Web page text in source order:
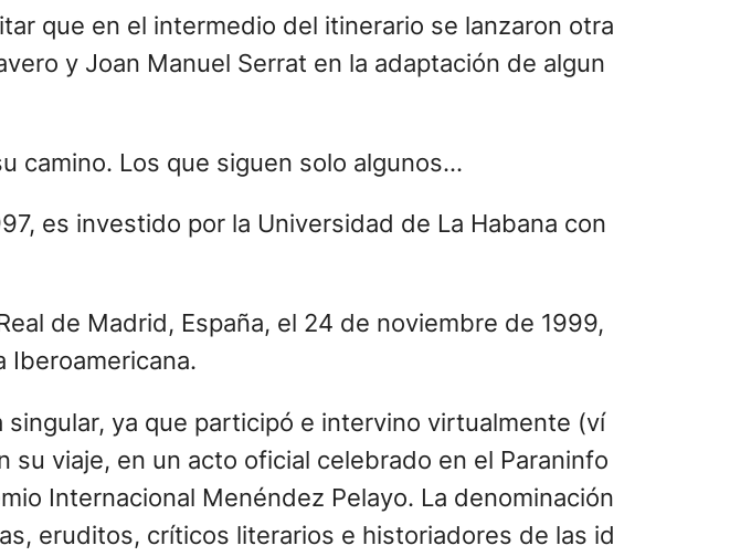
que en el intermedio del itinerario se lanzaron otra
y Joan Manuel Serrat en la adaptación de algun
camino. Los que siguen solo algunos…
es investido por la Universidad de La Habana con
de Madrid, España, el 24 de noviembre de 1999,
Iberoamericana.
ya que participó e intervino virtualmente (ví
viaje, en un acto oficial celebrado en el Paraninfo
Internacional Menéndez Pelayo. La denominación
eruditos, críticos literarios e historiadores de las id